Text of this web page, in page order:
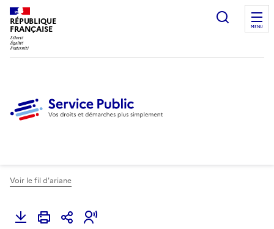
RÉPUBLIQUE
FRANÇAISE
Ouvrir
MENU
Voir le fil d'ariane